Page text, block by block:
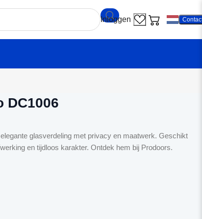
DC1006
glasverdeling met privacy en maatwerk. Geschikt
en tijdloos karakter. Ontdek hem bij Prodoors.